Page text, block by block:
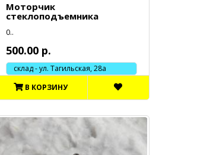
Моторчик
стеклоподъемника
0..
500.00 р.
склад - ул. Тагильская, 28а
В КОРЗИНУ